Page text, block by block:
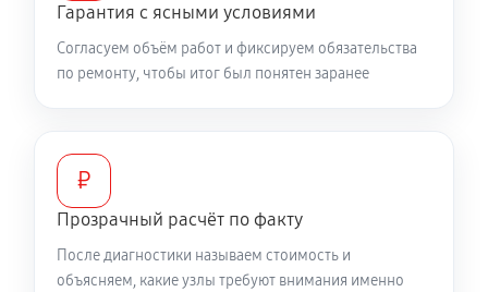
Гарантия с ясными условиями
Согласуем объём работ и фиксируем обязательства
по ремонту, чтобы итог был понятен заранее
₽
Прозрачный расчёт по факту
После диагностики называем стоимость и
объясняем, какие узлы требуют внимания именно